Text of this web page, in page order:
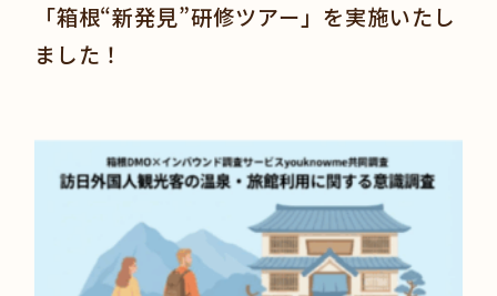
「箱根“新発見”研修ツアー」を実施いたし
ました！